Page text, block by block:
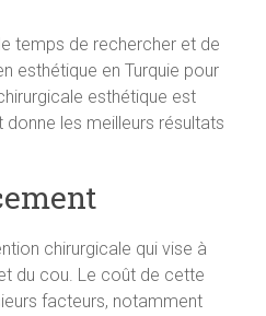
temps de rechercher et de
esthétique en Turquie pour
esthétique est
les meilleurs résultats
chirurgicale qui vise à
du cou. Le coût de cette
facteurs, notamment